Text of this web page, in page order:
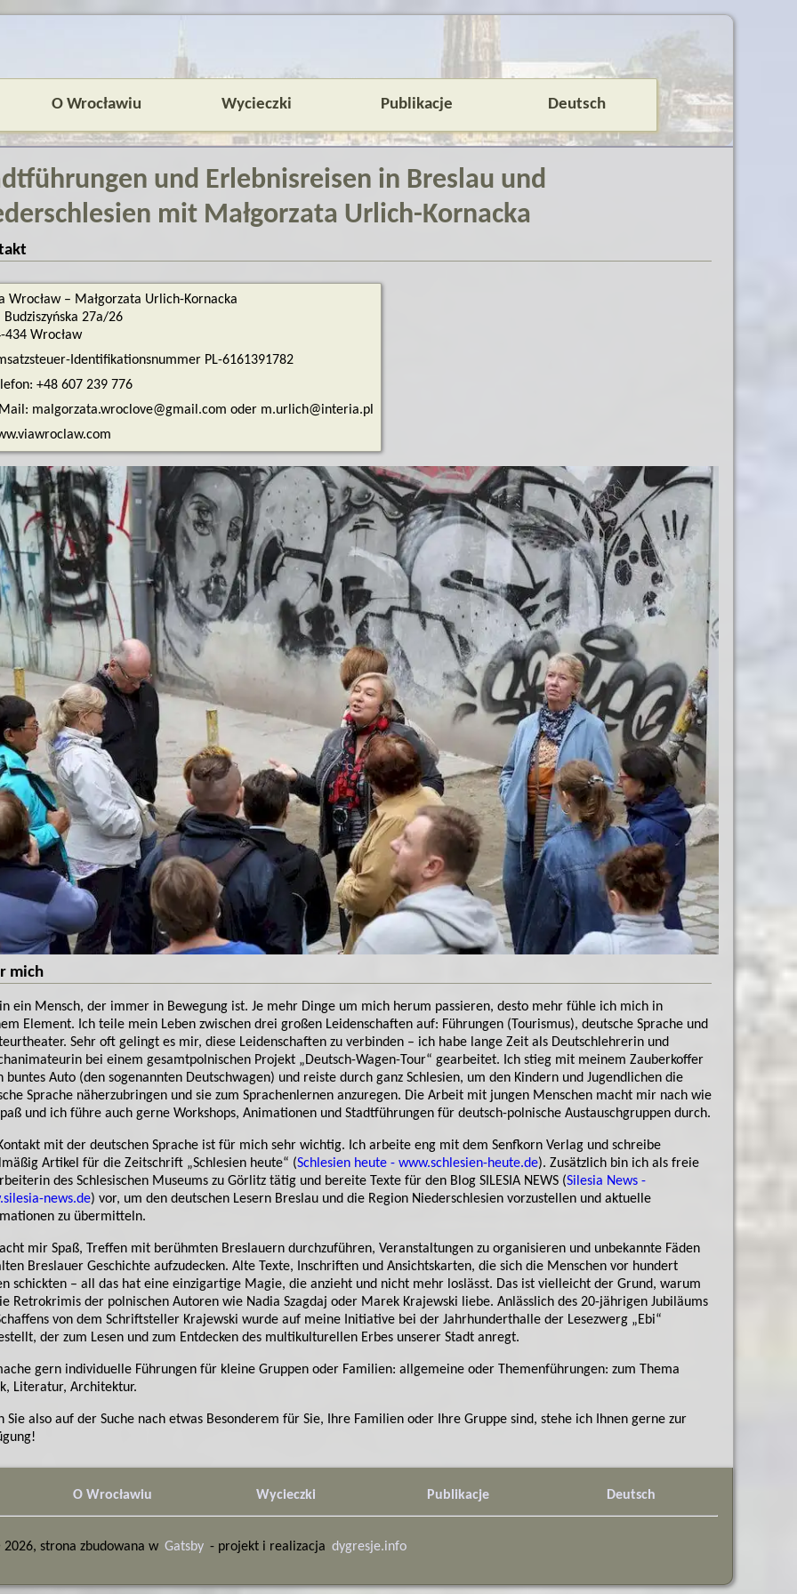
O Wrocławiu Wycieczki Publikacje Deutsch
und Erlebnisreisen in Breslau und
mit Małgorzata Urlich-Kornacka
Wrocław – Małgorzata Urlich-Kornacka
Budziszyńska 27a/26
434 Wrocław
Identifikationsnummer PL-6161391782
+48 607 239 776
malgorzata.wroclove@gmail.com oder m.urlich@interia.pl
mich
ein Mensch, der immer in Bewegung ist. Je mehr Dinge um mich herum passieren, desto mehr fühle ich mich in
Element. Ich teile mein Leben zwischen drei großen Leidenschaften auf: Führungen (Tourismus), deutsche Sprache und
Sehr oft gelingt es mir, diese Leidenschaften zu verbinden – ich habe lange Zeit als Deutschlehrerin und
bei einem gesamtpolnischen Projekt „Deutsch-Wagen-Tour“ gearbeitet. Ich stieg mit meinem Zauberkoffer
buntes Auto (den sogenannten Deutschwagen) und reiste durch ganz Schlesien, um den Kindern und Jugendlichen die
Sprache näherzubringen und sie zum Sprachenlernen anzuregen. Die Arbeit mit jungen Menschen macht mir nach wie
und ich führe auch gerne Workshops, Animationen und Stadtführungen für deutsch-polnische Austauschgruppen durch.
mit der deutschen Sprache ist für mich sehr wichtig. Ich arbeite eng mit dem Senfkorn Verlag und schreibe
Artikel für die Zeitschrift „Schlesien heute“ (Schlesien heute - www.schlesien-heute.de). Zusätzlich bin ich als freie
des Schlesischen Museums zu Görlitz tätig und bereite Texte für den Blog SILESIA NEWS (Silesia News -
news.de) vor, um den deutschen Lesern Breslau und die Region Niederschlesien vorzustellen und aktuelle
zu übermitteln.
mir Spaß, Treffen mit berühmten Breslauern durchzuführen, Veranstaltungen zu organisieren und unbekannte Fäden
Breslauer Geschichte aufzudecken. Alte Texte, Inschriften und Ansichtskarten, die sich die Menschen vor hundert
schickten – all das hat eine einzigartige Magie, die anzieht und nicht mehr loslässt. Das ist vielleicht der Grund, warum
Retrokrimis der polnischen Autoren wie Nadia Szagdaj oder Marek Krajewski liebe. Anlässlich des 20-jährigen Jubiläums
von dem Schriftsteller Krajewski wurde auf meine Initiative bei der Jahrhunderthalle der Lesezwerg „Ebi“
der zum Lesen und zum Entdecken des multikulturellen Erbes unserer Stadt anregt.
gern individuelle Führungen für kleine Gruppen oder Familien: allgemeine oder Themenführungen: zum Thema
Literatur, Architektur.
Sie also auf der Suche nach etwas Besonderem für Sie, Ihre Familien oder Ihre Gruppe sind, stehe ich Ihnen gerne zur
O Wrocławiu Wycieczki Publikacje Deutsch
2026, strona zbudowana w Gatsby - projekt i realizacja dygresje.info